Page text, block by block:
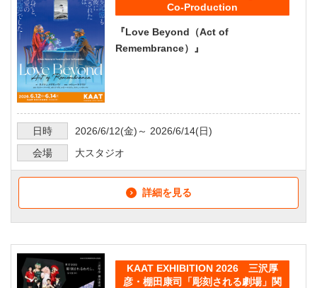
Co-Production
『Love Beyond（Act of
Remembrance）』
日時 2026/6/12(金)～ 2026/6/14(日)
会場
大スタジオ
詳細を見る
KAAT EXHIBITION 2026 三沢厚
彦・棚田康司「彫刻される劇場」関